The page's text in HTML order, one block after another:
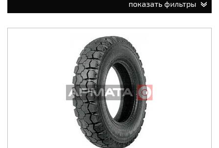
показать фильтры